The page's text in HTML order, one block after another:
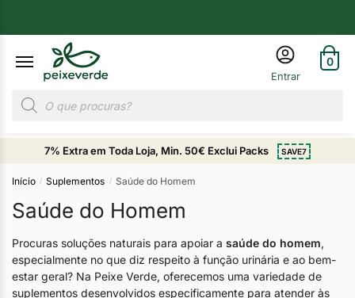
0
7% Extra em Toda Loja, Min. 50€ Exclui Packs SAVE7
Início / Suplementos / Saúde do Homem
Saúde do Homem
Procuras soluções naturais para apoiar a saúde do homem,
especialmente no que diz respeito à função urinária e ao bem-
estar geral? Na Peixe Verde, oferecemos uma variedade de
suplementos desenvolvidos especificamente para atender às